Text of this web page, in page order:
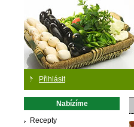
Přihlásit
Nabízíme
Recepty